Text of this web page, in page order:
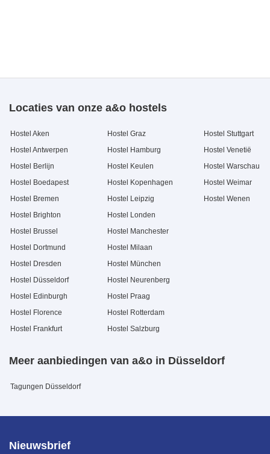
Locaties van onze a&o hostels
Hostel Aken
Hostel Antwerpen
Hostel Berlijn
Hostel Boedapest
Hostel Bremen
Hostel Brighton
Hostel Brussel
Hostel Dortmund
Hostel Dresden
Hostel Düsseldorf
Hostel Edinburgh
Hostel Florence
Hostel Frankfurt
Hostel Graz
Hostel Hamburg
Hostel Keulen
Hostel Kopenhagen
Hostel Leipzig
Hostel Londen
Hostel Manchester
Hostel Milaan
Hostel München
Hostel Neurenberg
Hostel Praag
Hostel Rotterdam
Hostel Salzburg
Hostel Stuttgart
Hostel Venetië
Hostel Warschau
Hostel Weimar
Hostel Wenen
Meer aanbiedingen van a&o in Düsseldorf
Tagungen Düsseldorf
Nieuwsbrief